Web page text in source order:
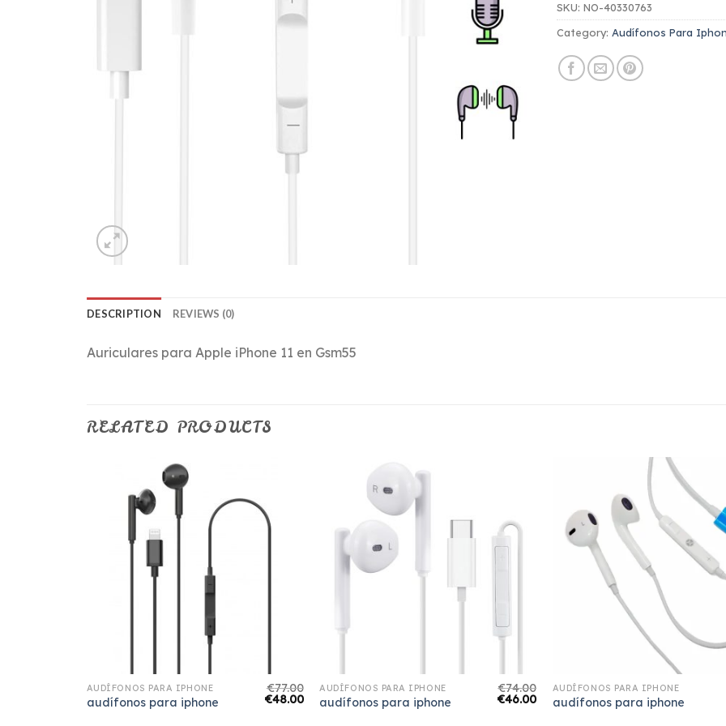
SKU: NO-40330763
Category: Audífonos Para
DESCRIPTION REVIEWS (0)
Auriculares para Apple iPhone 11 en Gsm55
RELATED PRODUCTS
AUDÍFONOS PARA IPHONE
audífonos para iphone
€77.00
€48.00
AUDÍFONOS PARA IPHONE
audífonos para iphone
€74.00
€46.00
AUDÍFONOS PARA IPHONE
audífonos para iphone